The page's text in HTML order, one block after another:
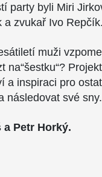
party byli Miri
a zvukař Ivo Repčík.
muži
na“šestku“?
a inspiraci pro
následovat své sny.
a Petr Horký.